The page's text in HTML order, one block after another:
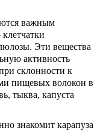
важным
Эти вещества
активность
склонности к
пищевых волокон в
тыква, капуста
знакомит карапуза